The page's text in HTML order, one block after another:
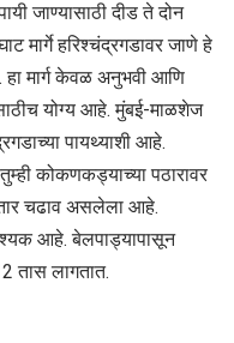
जाण्यासाठी दीड ते दोन
मार्गे हरिश्चंद्रगडावर जाणे हे
मार्ग केवळ अनुभवी आणि
योग्य आहे. मुंबई-माळशेज
पायथ्याशी आहे.
कोकणकड्याच्या पठारावर
चढाव असलेला आहे.
आहे. बेलपाड्यापासून
तास लागतात.